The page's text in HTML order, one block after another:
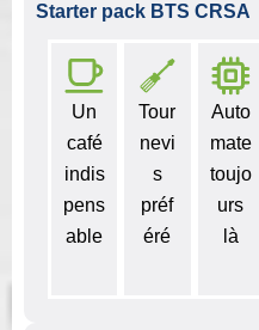
Starter pack BTS CRSA
Un
café
indis
pens
able
Tour
nevi
s
préf
éré
Auto
mate
toujo
urs
là